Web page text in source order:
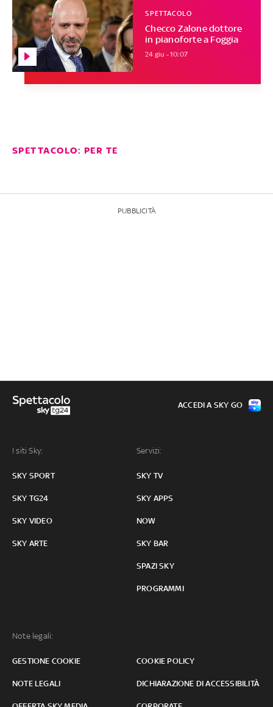
Checco Zalone dottore
in pianoforte a Foggia
SPETTACOLO
24 giu - 10:07
SPETTACOLO: PER TE
PUBBLICITÀ
I siti Sky:
SKY SPORT
SKY TG24
SKY VIDEO
SKY ARTE
Servizi:
SKY TV
SKY APPS
NOW
SKY BAR
SPAZI SKY
PROGRAMMI
Note legali:
GESTIONE COOKIE COOKIE POLICY
NOTE LEGALI DICHIARAZIONE DI ACCESSIBILITÀ
ACCEDI A SKY GO